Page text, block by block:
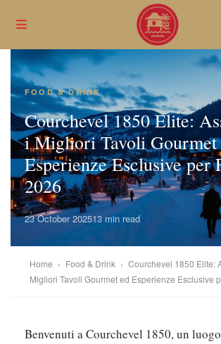
FOOD & DRINK
Courchevel 1850 Elite:
i Migliori Tavoli Gourmet
Esperienze Esclusive per
2026
23 October 202513 min read
Home › Food & Drink › Courchevel 1850 Elite:
Migliori Tavoli Gourmet ed Esperienze Esclusive
Benvenuti a Courchevel 1850, un